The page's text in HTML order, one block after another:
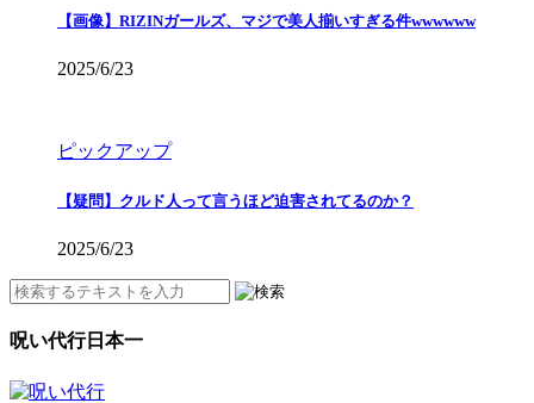
【画像】RIZINガールズ、マジで美人揃いすぎる件wwwwww
2025/6/23
ピックアップ
【疑問】クルド人って言うほど迫害されてるのか？
2025/6/23
呪い代行日本一